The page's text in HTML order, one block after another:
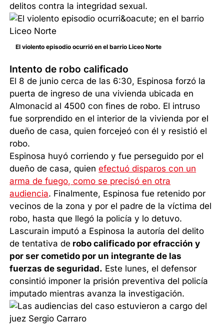
delitos contra la integridad sexual.
El violento episodio ocurrió en el barrio Liceo Norte
Intento de robo calificado
El 8 de junio cerca de las 6:30, Espinosa forzó la
puerta de ingreso de una vivienda ubicada en
Almonacid al 4500 con fines de robo. El intruso
fue sorprendido en el interior de la vivienda por el
dueño de casa, quien forcejeó con él y resistió el
robo.
Espinosa huyó corriendo y fue perseguido por el
dueño de casa, quienefectuó disparos con un
arma de fuego, como se precisó en otra
audiencia. Finalmente, Espinosa fue retenido por
vecinos de la zona y por el padre de la víctima del
robo, hasta que llegó la policía y lo detuvo.
Lascurain imputó a Espinosa la autoría del delito
de tentativa de robo calificado por efracción y
por ser cometido por un integrante de las
fuerzas de seguridad. Este lunes, el defensor
consintió imponer la prisión preventiva del policía
imputado mientras avanza la investigación.